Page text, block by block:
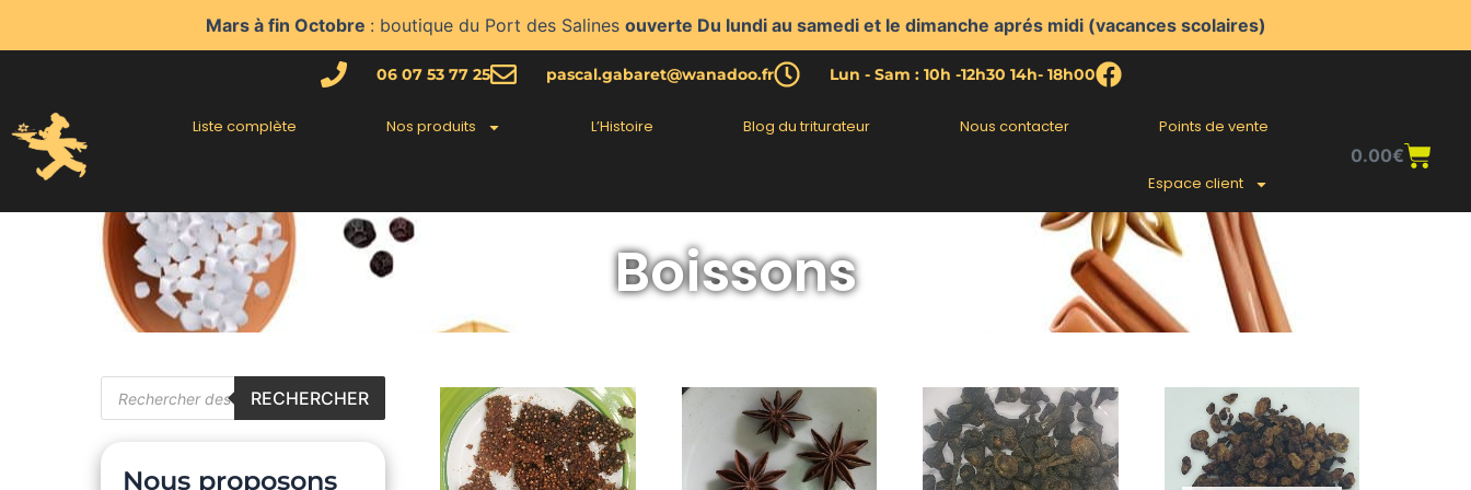
Mars à fin Octobre : boutique du Port des Salines ouverte Du lundi au samedi et le dimanche aprés midi (vacances scolaires)
06 07 53 77 25 pascal.gabaret@wanadoo.fr Lun - Sam : 10h -12h30 14h- 18h00
Liste complète Nos produits L’Histoire Blog du triturateur Nous contacter Points de vente
Espace client
0.00€
Boissons
RECHERCHER
Nous proposons
Plage
de
prix :
4.00€
Ce
produit
a
plusieurs
Plage
de
prix :
2.80€
Ce
produit
a
plusieurs